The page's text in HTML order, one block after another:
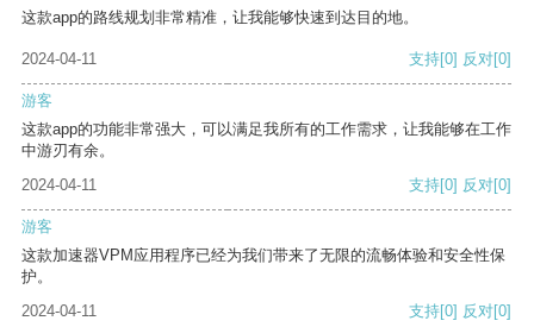
这款app的路线规划非常精准，让我能够快速到达目的地。
2024-04-11 支持[0] 反对[0]
游客
这款app的功能非常强大，可以满足我所有的工作需求，让我能够在工作
中游刃有余。
2024-04-11
支持[0] 反对[0]
游客
这款加速器VPM应用程序已经为我们带来了无限的流畅体验和安全性保
护。
2024-04-11
支持[0] 反对[0]